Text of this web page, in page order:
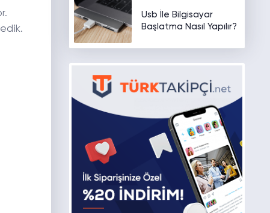
Usb İle Bilgisayar
Başlatma Nasıl Yapılır?